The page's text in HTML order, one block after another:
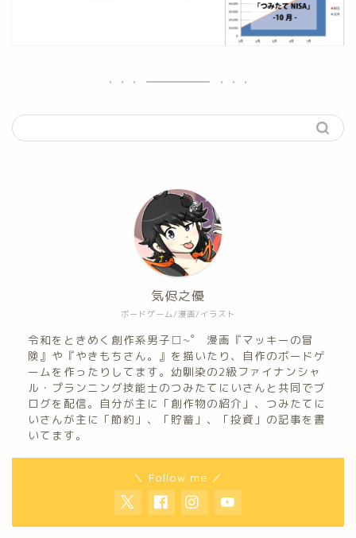
ボードゲーム/漫画/イラスト
気侭之優
令和をときめく創作系男子□~゜ 漫画『マッキーの冒
険』や『やきもちさん。』を描いたり、自作のボードゲ
ームを作ったりしてます。幼馴染の2級ファイナンシャ
ル・プランニング技能士のつみたてにいさんと共同でブ
ログを配信。自分が主に「創作物の紹介」、つみたてに
いさんが主に「節約」、「貯蓄」、「投資」の記事を書
いてます。
＼ Follow me ／